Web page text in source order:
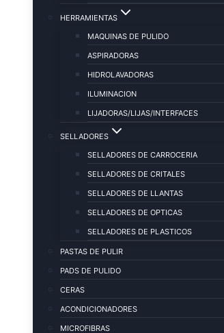
HERRAMIENTAS
MAQUINAS DE PULIDO
ASPIRADORAS
HIDROLAVADORAS
ILUMINACION
LIJADORAS/LIJAS/INTERFACES
SELLADORES
SELLADORES DE CARROCERIA
SELLADORES DE CRITALES
SELLADORES DE LLANTAS
SELLADORES DE OPTICAS
SELLADORES DE PLASTICOS
PASTAS DE PULIR
PADS DE PULIDO
CERAS
ACONDICIONADORES
MICROFIBRAS